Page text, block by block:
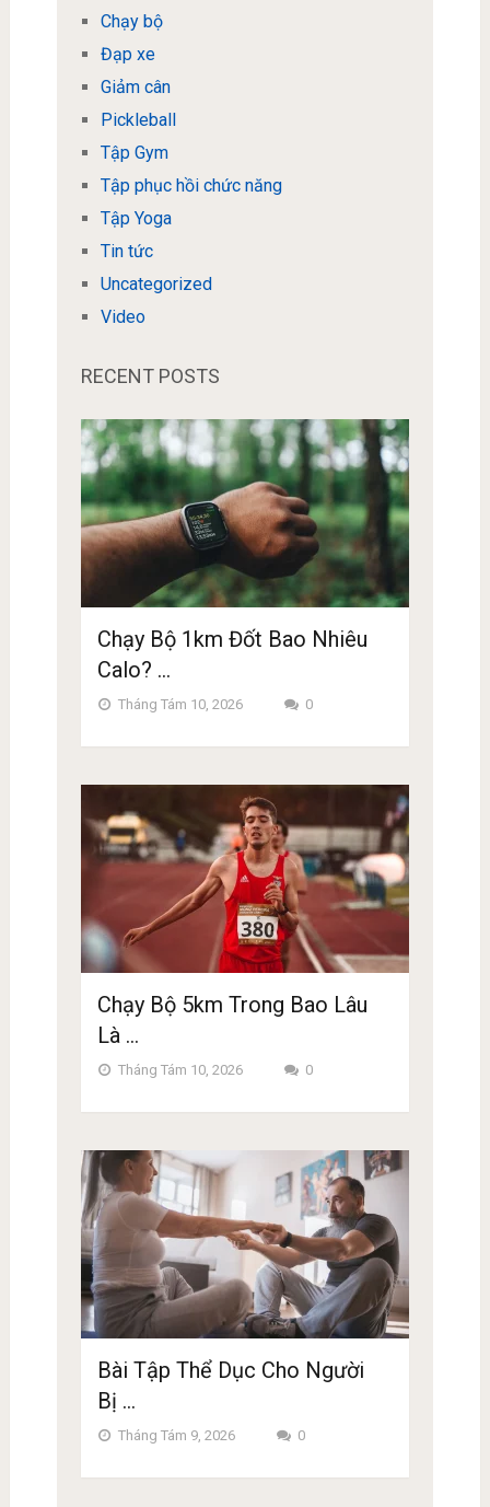
Chạy bộ
Đạp xe
Giảm cân
Pickleball
Tập Gym
Tập phục hồi chức năng
Tập Yoga
Tin tức
Uncategorized
Video
RECENT POSTS
Chạy Bộ 1km Đốt Bao Nhiêu
Calo? …
Tháng Tám 10, 2026 0
Chạy Bộ 5km Trong Bao Lâu
Là …
Tháng Tám 10, 2026 0
Bài Tập Thể Dục Cho Người
Bị …
Tháng Tám 9, 2026 0